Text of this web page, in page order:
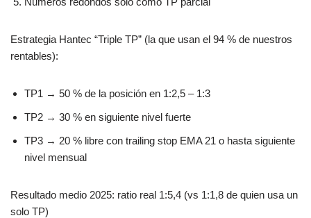
Estrategia Hantec “Triple TP” (la que usan el 94 % de nuestros
rentables):
TP1 → 50 % de la posición en 1:2,5 – 1:3
TP2 → 30 % en siguiente nivel fuerte
TP3 → 20 % libre con trailing stop EMA 21 o hasta siguiente
nivel mensual
Resultado medio 2025: ratio real 1:5,4 (vs 1:1,8 de quien usa un
solo TP)